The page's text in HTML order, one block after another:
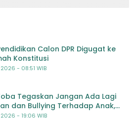
Calon DPR Digugat ke
Konstitusi
- 08:51 WIB
Tegaskan Jangan Ada Lagi
dan Bullying Terhadap Anak,
Seluruh Pihak
- 19:06 WIB